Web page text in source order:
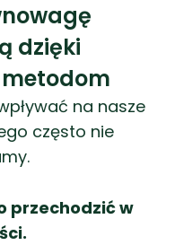
dzięki
na nasze
często nie
przechodzić w